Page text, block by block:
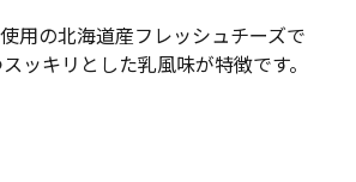
用の北海道産フレッシュチーズで
ッキリとした乳風味が特徴です。